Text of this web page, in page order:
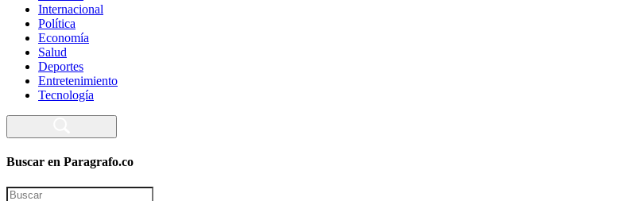
Internacional
Política
Economía
Salud
Deportes
Entretenimiento
Tecnología
Buscar en Paragrafo.co
Search